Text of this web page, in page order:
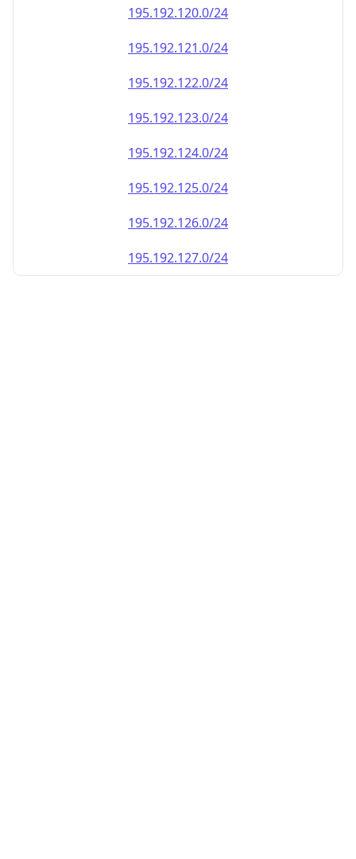
195.192.120.0/24
195.192.121.0/24
195.192.122.0/24
195.192.123.0/24
195.192.124.0/24
195.192.125.0/24
195.192.126.0/24
195.192.127.0/24